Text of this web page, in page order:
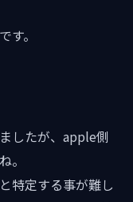
。
したが、apple側
。
特定する事が難し